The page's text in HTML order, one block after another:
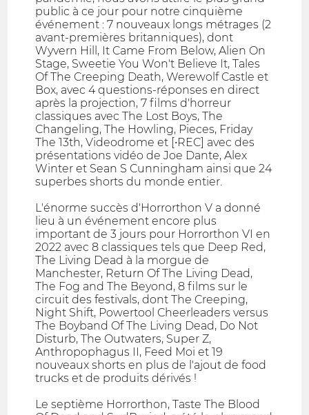
public à ce jour pour notre cinquième
événement : 7 nouveaux longs métrages (2
avant-premières britanniques), dont
Wyvern Hill, It Came From Below, Alien On
Stage, Sweetie You Won't Believe It, Tales
Of The Creeping Death, Werewolf Castle et
Box, avec 4 questions-réponses en direct
après la projection, 7 films d'horreur
classiques avec The Lost Boys, The
Changeling, The Howling, Pieces, Friday
The 13th, Videodrome et [•REC] avec des
présentations vidéo de Joe Dante, Alex
Winter et Sean S Cunningham ainsi que 24
superbes shorts du monde entier.
L'énorme succès d'Horrorthon V a donné
lieu à un événement encore plus
important de 3 jours pour Horrorthon VI en
2022 avec 8 classiques tels que Deep Red,
The Living Dead à la morgue de
Manchester, Return Of The Living Dead,
The Fog and The Beyond, 8 films sur le
circuit des festivals, dont The Creeping,
Night Shift, Powertool Cheerleaders versus
The Boyband Of The Living Dead, Do Not
Disturb, The Outwaters, Super Z,
Anthropophagus II, Feed Moi et 19
nouveaux shorts en plus de l'ajout de food
trucks et de produits dérivés !
Le septième Horrorthon, Taste The Blood